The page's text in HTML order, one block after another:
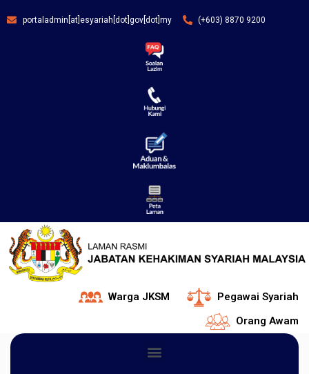
portaladmin[at]esyariah[dot]gov[dot]my (+603) 8870 9200
Warga JKSM
Pegawai Syariah
Orang Awam